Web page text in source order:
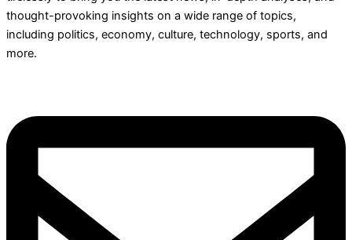
thought-provoking insights on a wide range of topics,
including politics, economy, culture, technology, sports, and
more.